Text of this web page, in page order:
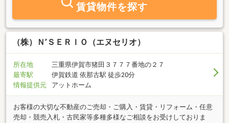
賃貸物件を探す
（株）Ｎ’ＳＥＲＩＯ（エヌセリオ）
所在地
三重県伊賀市猪田３７７７番地の２７
最寄駅
伊賀鉄道 依那古駅 徒歩20分
情報提供元
アットホーム
お客様の大切な不動産のご売却・ご購入・賃貸・リフォーム・任意
売却・競売入札・古民家等多種多様なご相談をお受けしておりま